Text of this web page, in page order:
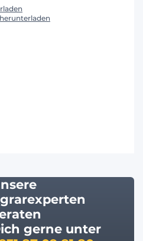
gerne unter